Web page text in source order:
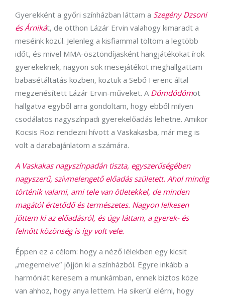
Gyerekként a győri színházban láttam a Szegény Dzsoni
és Árnikát, de otthon Lázár Ervin valahogy kimaradt a
meséink közül. Jelenleg a kisfiammal töltöm a legtöbb
időt, és mivel MMA-ösztöndíjasként hangjátékokat írok
gyerekeknek, nagyon sok mesejátékot meghallgattam
babasétáltatás közben, köztük a Sebő Ferenc által
megzenésített Lázár Ervin-műveket. A Dömdödömöt
hallgatva egyből arra gondoltam, hogy ebből milyen
csodálatos nagyszínpadi gyerekelőadás lehetne. Amikor
Kocsis Rozi rendezni hívott a Vaskakasba, már meg is
volt a darabajánlatom a számára.
A Vaskakas nagyszínpadán tiszta, egyszerűségében
nagyszerű, szívmelengető előadás született. Ahol mindig
történik valami, ami tele van ötletekkel, de minden
magától értetődő és természetes. Nagyon lelkesen
jöttem ki az előadásról, és úgy láttam, a gyerek- és
felnőtt közönség is így volt vele.
Éppen ez a célom: hogy a néző lélekben egy kicsit
„megemelve” jöjjön ki a színházból. Egyre inkább a
harmóniát keresem a munkámban, ennek biztos köze
van ahhoz, hogy anya lettem. Ha sikerül elérni, hogy